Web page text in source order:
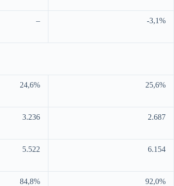
– -3,1%
24,6% 25,6%
3.236 2.687
5.522 6.154
84,8% 92,0%